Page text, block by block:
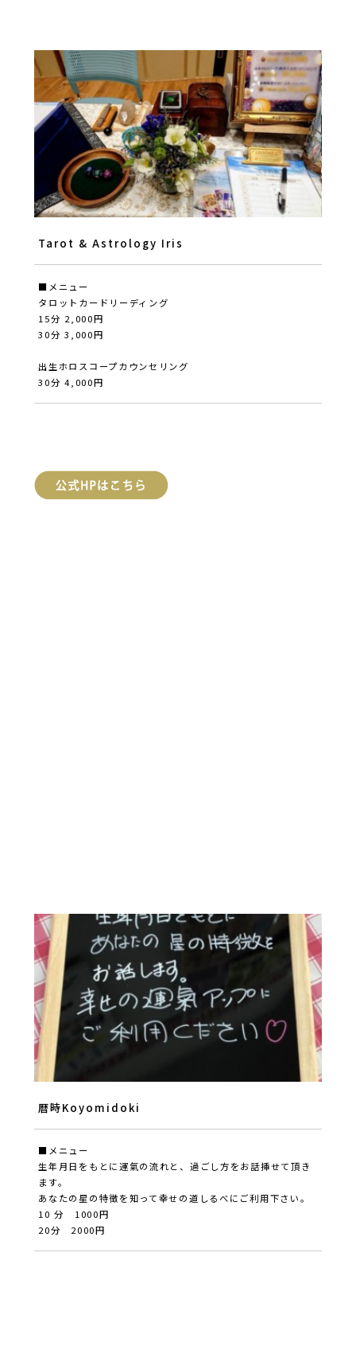
Tarot & Astrology Iris
■メニュー
タロットカードリーディング
15分 2,000円
30分 3,000円
出生ホロスコープカウンセリング
30分 4,000円
暦時Koyomidoki
■メニュー
生年月日をもとに運氣の流れと、過ごし方をお話挿せて頂き
ます。
あなたの星の特徴を知って幸せの道しるべにご利用下さい。
10 分 1000円
20分 2000円